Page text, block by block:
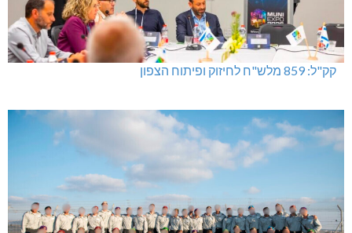
קק"ל: 859 מלש"ח לחיזוק ופיתוח הצפון